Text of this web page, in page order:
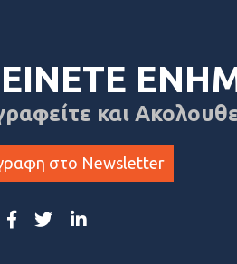
και
στο Newsletter